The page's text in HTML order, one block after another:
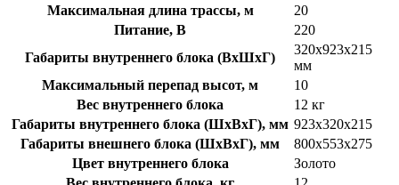
Максимальная длина трассы, м
20
Питание, В
220
Габариты внутреннего блока (ВхШхГ)
320x923x215
мм
Максимальный перепад высот, м
10
Вес внутреннего блока
12 кг
Габариты внутреннего блока (ШхВхГ), мм 923x320x215
Габариты внешнего блока (ШхВхГ), мм
800x553x275
Цвет внутреннего блока
Золото